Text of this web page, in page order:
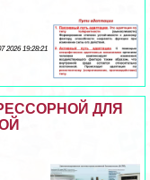
2026 19:28:21
ДЛЯ